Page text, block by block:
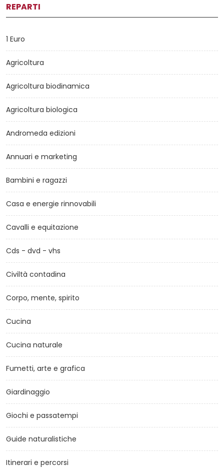
REPARTI
1 Euro
Agricoltura
Agricoltura biodinamica
Agricoltura biologica
Andromeda edizioni
Annuari e marketing
Bambini e ragazzi
Casa e energie rinnovabili
Cavalli e equitazione
Cds - dvd - vhs
Civiltà contadina
Corpo, mente, spirito
Cucina
Cucina naturale
Fumetti, arte e grafica
Giardinaggio
Giochi e passatempi
Guide naturalistiche
Itinerari e percorsi